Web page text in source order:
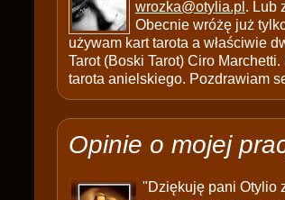
wrozka@otylia.pl . Lub
Obecnie wróżę już
używam kart tarota a właściwie
Tarot (Boski Tarot) Ciro
tarota anielskiego. Pozdrawiam
Opinie o mojej
"Dziękuję pani Otylio